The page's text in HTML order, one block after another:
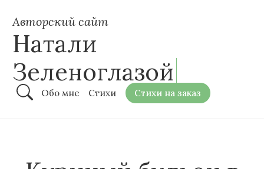
Авторский сайт
Натали
Зеленоглазой
Обо мне Стихи Стихи на заказ